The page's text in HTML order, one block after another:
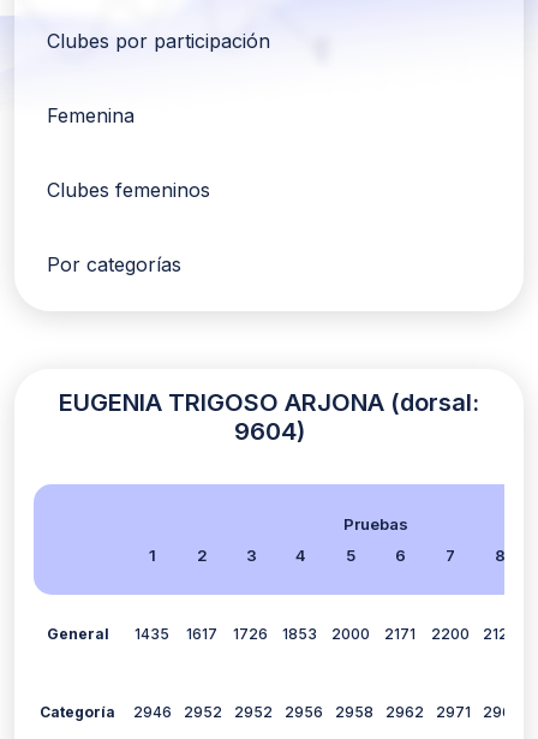
Clubes por participación
Femenina
Clubes femeninos
Por categorías
EUGENIA TRIGOSO ARJONA (dorsal:
9604)
Pruebas
1
2 3 4 5 6 7 8
General 1435 1617 1726 1853 2000 2171 2200 2124
Categoría 2946 2952 2952 2956 2958 2962 2971 2967